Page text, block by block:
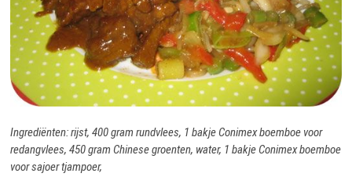
Ingrediënten: rijst, 400 gram rundvlees, 1 bakje Conimex boemboe voor
redangvlees, 450 gram Chinese groenten, water, 1 bakje Conimex boemboe
voor sajoer tjampoer,